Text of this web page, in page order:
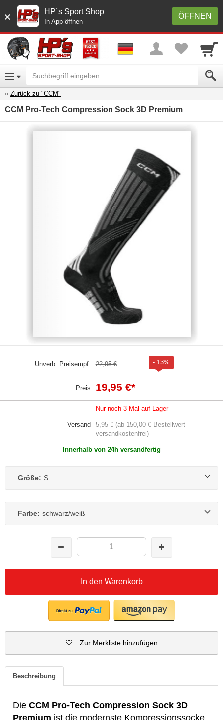
× ÖFFNEN
HP´s Sport Shop
In App öffnen
Zurück zu "CCM"
CCM Pro-Tech Compression Sock 3D Premium
Unverb. Preisempf. 22,95 € - 13%
Preis 19,95 €*
Nur noch 3 Mal auf Lager
Versand
5,95 € (ab 150,00 € Bestellwert
versandkostenfrei)
Innerhalb von 24h versandfertig
Größe: S
Farbe: schwarz/weiß
In den Warenkorb
Zur Merkliste hinzufügen
Beschreibung
Die CCM Pro-Tech Compression Sock 3D
Premium ist die modernste Kompressionssocke